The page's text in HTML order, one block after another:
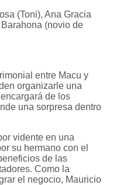
(Toni), Ana Gracia
(novio de
entre Macu y
organizarle una
de los
una sorpresa dentro
vidente en una
su hermano con el
de las
Como la
el negocio, Mauricio